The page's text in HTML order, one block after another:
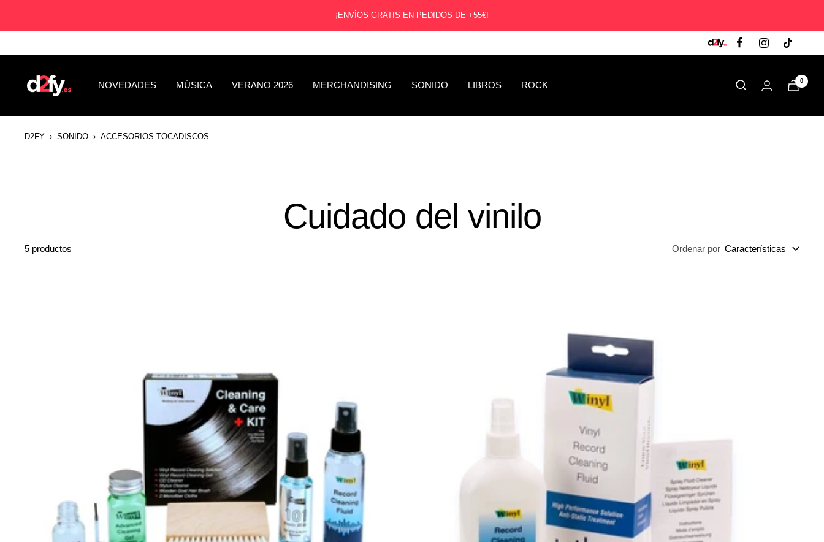
¡ENVÍOS GRATIS EN PEDIDOS DE +55€!
NOVEDADES MÚSICA VERANO 2026 MERCHANDISING SONIDO LIBROS ROCK
D2fy
Fans
0
D2FY › SONIDO › ACCESORIOS TOCADISCOS
Cuidado del vinilo
5 productos Ordenar por Características